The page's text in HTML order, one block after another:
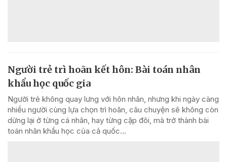
Người trẻ trì hoãn kết hôn: Bài toán nhân
khẩu học quốc gia
Người trẻ không quay lưng với hôn nhân, nhưng khi ngày càng
nhiều người cùng lựa chọn trì hoãn, câu chuyện sẽ không còn
dừng lại ở từng cá nhân, hay từng cặp đôi, mà trở thành bài
toán nhân khẩu học của cả quốc...